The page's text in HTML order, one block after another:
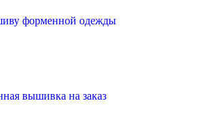
форменной одежды
вышивка на заказ